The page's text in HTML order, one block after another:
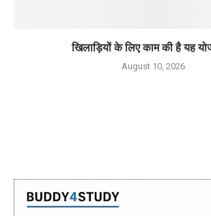
खिलाड़ियों के लिए काम की है यह
August 10, 2026